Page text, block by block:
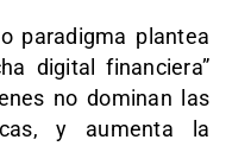
paradigma plantea
digital financiera”
no dominan las
y aumenta la